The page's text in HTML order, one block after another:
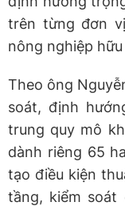
trên từng đơn
nông nghiệp
Theo ông
soát, định
trung quy mô
dành riêng 65
tạo điều kiện
tầng, kiểm